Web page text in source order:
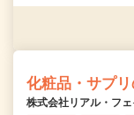
化粧品・サプ
株式会社リアル・フェ